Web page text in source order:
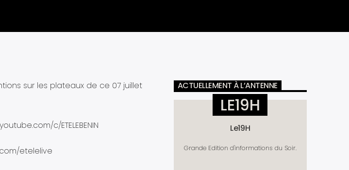
sur les plateaux de ce 07 juillet
c/ETELEBENIN
etelelive
ACTUELLEMENT À L’ANTENNE
LE19H
Le19H
Grande Edition d'informations du Soir.